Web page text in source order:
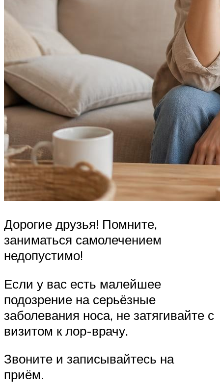
Дорогие друзья! Помните,
заниматься самолечением
недопустимо!
Если у вас есть малейшее
подозрение на серьёзные
заболевания носа, не затягивайте с
визитом к лор-врачу.
Звоните и записывайтесь на
приём.